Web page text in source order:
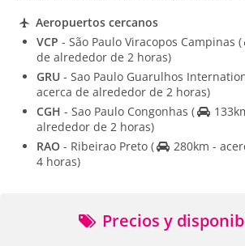
Aeropuertos cercanos
VCP - São Paulo Viracopos Campinas (
de alrededor de 2 horas)
GRU - Sao Paulo Guarulhos
acerca de alrededor de 2 horas)
CGH - Sao Paulo Congonhas (
alrededor de 2 horas)
RAO - Ribeirao Preto (
280km -
4 horas)
Precios y